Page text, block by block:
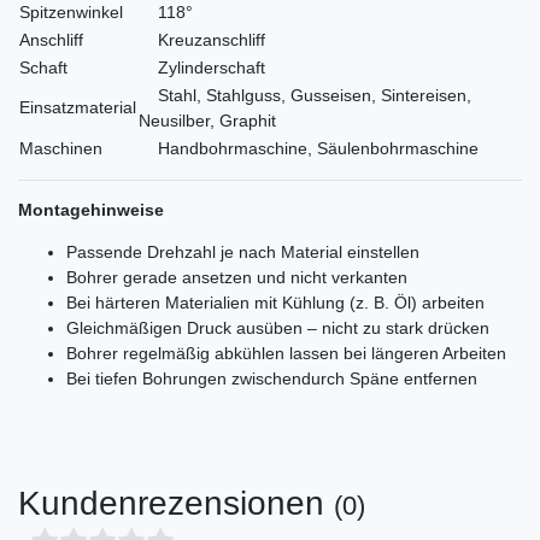
Spitzenwinkel
118°
Anschliff
Kreuzanschliff
Schaft
Zylinderschaft
Einsatzmaterial
Stahl, Stahlguss, Gusseisen, Sintereisen,
Neusilber, Graphit
Maschinen
Handbohrmaschine, Säulenbohrmaschine
Montagehinweise
Passende Drehzahl je nach Material einstellen
Bohrer gerade ansetzen und nicht verkanten
Bei härteren Materialien mit Kühlung (z. B. Öl) arbeiten
Gleichmäßigen Druck ausüben – nicht zu stark drücken
Bohrer regelmäßig abkühlen lassen bei längeren Arbeiten
Bei tiefen Bohrungen zwischendurch Späne entfernen
Kundenrezensionen (0)